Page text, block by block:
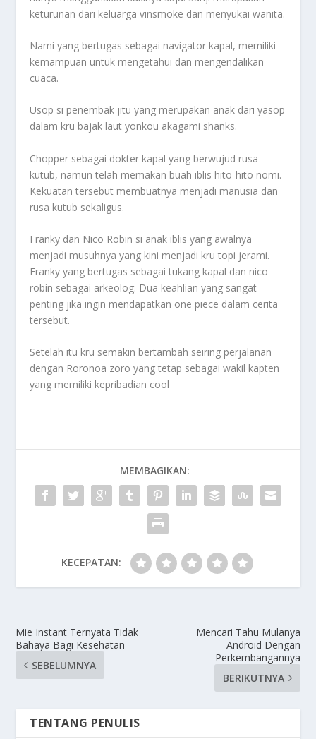
keturunan dari keluarga vinsmoke dan menyukai wanita.
Nami yang bertugas sebagai navigator kapal, memiliki
kemampuan untuk mengetahui dan mengendalikan
cuaca.
Usop si penembak jitu yang merupakan anak dari yasop
dalam kru bajak laut yonkou akagami shanks.
Chopper sebagai dokter kapal yang berwujud rusa
kutub, namun telah memakan buah iblis hito-hito nomi.
Kekuatan tersebut membuatnya menjadi manusia dan
rusa kutub sekaligus.
Franky dan Nico Robin si anak iblis yang awalnya
menjadi musuhnya yang kini menjadi kru topi jerami.
Franky yang bertugas sebagai tukang kapal dan nico
robin sebagai arkeolog. Dua keahlian yang sangat
penting jika ingin mendapatkan one piece dalam cerita
tersebut.
Setelah itu kru semakin bertambah seiring perjalanan
dengan Roronoa zoro yang tetap sebagai wakil kapten
yang memiliki kepribadian cool
MEMBAGIKAN:
KECEPATAN:
Mie Instant Ternyata Tidak
Bahaya Bagi Kesehatan
SEBELUMNYA
Mencari Tahu Mulanya
Android Dengan
Perkembangannya
BERIKUTNYA
TENTANG PENULIS